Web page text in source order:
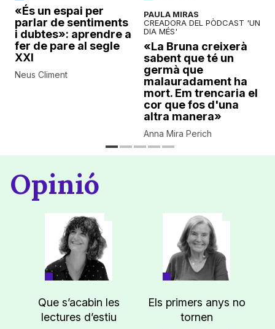
«És un espai per
parlar de sentiments
i dubtes»: aprendre a
fer de pare al segle
XXI
Neus Climent
PAULA MIRAS
CREADORA DEL PÒDCAST 'UN
DIA MÉS'
«La Bruna creixerà
sabent que té un
germà que
malauradament ha
mort. Em trencaria el
cor que fos d'una
altra manera»
Anna Mira Perich
Opinió
Que s’acabin les
lectures d’estiu
Els primers anys no
tornen